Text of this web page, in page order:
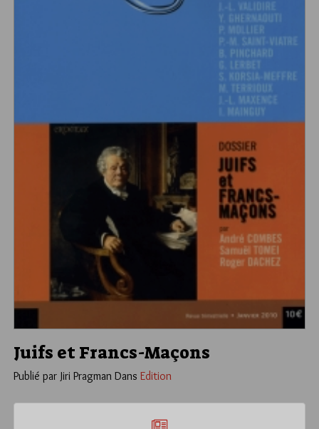
Juifs et Francs-Maçons
Publié par Jiri Pragman Dans Edition